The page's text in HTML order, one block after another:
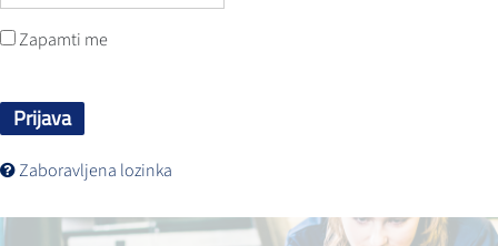
Zapamti me
Prijava
Zaboravljena lozinka